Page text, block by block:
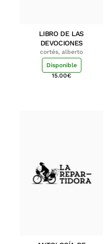
LIBRO DE LAS
DEVOCIONES
cortés, alberto
Disponible
15.00€